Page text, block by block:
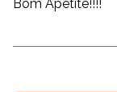
Bom Apetite!!!!